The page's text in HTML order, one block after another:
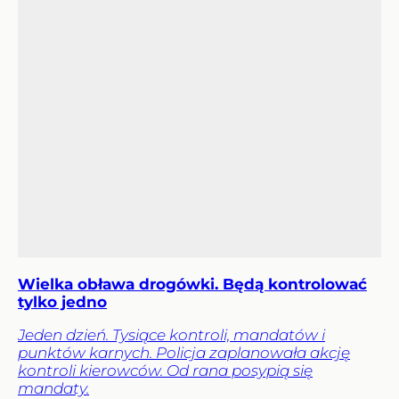
Wielka obława drogówki. Będą kontrolować
tylko jedno
Jeden dzień. Tysiące kontroli, mandatów i
punktów karnych. Policja zaplanowała akcję
kontroli kierowców. Od rana posypią się
mandaty.